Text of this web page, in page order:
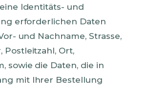
Identitäts- und
erforderlichen Daten
und Nachname, Strasse,
Postleitzahl, Ort,
sowie die Daten, die in
mit Ihrer Bestellung